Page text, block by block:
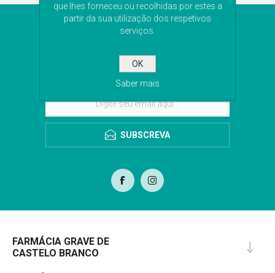
NEWSLETTER
Subscreva a nossa newsletter para receber as
últimas novidades. Iremos guardar o seu email
SUBSCREVA
FARMÁCIA GRAVE DE
CASTELO BRANCO
que lhes forneceu ou recolhidas por estes a
partir da sua utilização dos respetivos
serviços.
OK
Saber mais